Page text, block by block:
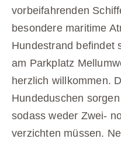
vorbeifahrenden
besondere maritime
Hundestrand befindet
am Parkplatz
herzlich willkommen.
Hundeduschen
sodass weder Zwei-
verzichten müssen.